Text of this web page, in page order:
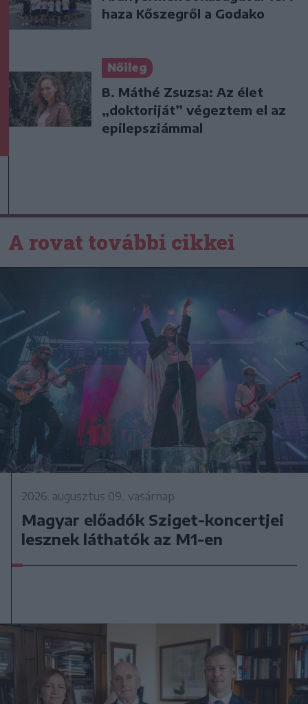
haza Kőszegről a Godako
Nőileg
B. Máthé Zsuzsa: Az élet
„doktoriját” végeztem el az
epilepsziámmal
A rovat további cikkei
2026. augusztus 09., vasárnap
Magyar előadók Sziget-koncertjei
lesznek láthatók az M1-en